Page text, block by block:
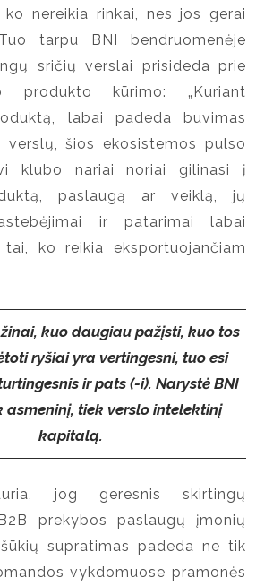
nereikia rinkai, nes jos gerai
tarpu BNI bendruomenėje
sričių verslai prisideda prie
produkto kūrimo: „Kuriant
labai padeda buvimas
verslų, šios ekosistemos pulso
klubo nariai noriai gilinasi į
paslaugą ar veiklą, jų
ir patarimai labai
ko reikia eksportuojančiam
kuo daugiau pažįsti, kuo tos
ryšiai yra vertingesni, tuo esi
ir pats (-i). Narystė BNI
asmeninį, tiek verslo intelektinį
kapitalą.
jog geresnis skirtingų
prekybos paslaugų įmonių
supratimas padeda ne tik
vykdomuose pramonės